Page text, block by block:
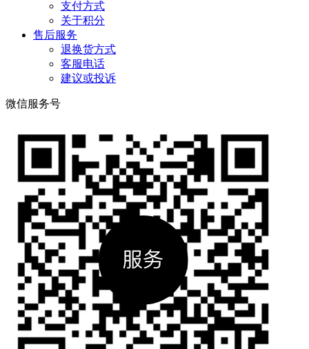
支付方式
关于积分
售后服务
退换货方式
客服电话
建议或投诉
微信服务号